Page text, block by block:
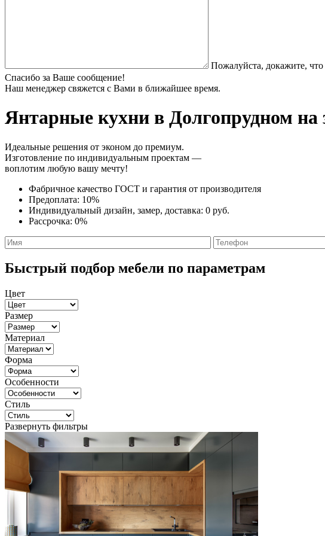
Пожалуйста, докажите,
Спасибо за Ваше сообщение!
Наш менеджер свяжется с Вами в ближайшее время.
Янтарные кухни в Долгопрудном на
Идеальные решения от эконом до премиум.
Изготовление по индивидуальным проектам —
воплотим любую вашу мечту!
Фабричное качество ГОСТ и гарантия от производителя
Предоплата: 10%
Индивидуальный дизайн, замер, доставка: 0 руб.
Рассрочка: 0%
Быстрый подбор мебели по параметрам
Цвет
Размер
Материал
Форма
Особенности
Стиль
Развернуть фильтры